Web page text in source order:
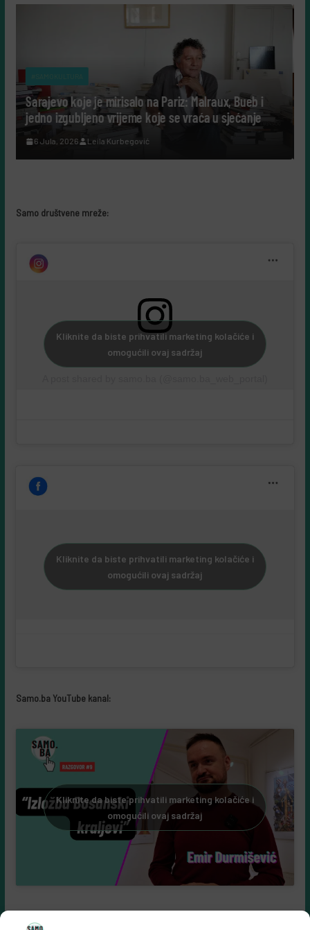
je mirisalo na Pariz: Malraux, Bueb i
vrijeme koje se vraća u sjećanje
Leila Kurbegović
Tako su govorili:
cijeli život
Samo društvene mreže:
Kliknite da biste prihvatili marketing kolačiće i
omogućili ovaj sadržaj
Kliknite da biste prihvatili marketing kolačiće i
omogućili ovaj sadržaj
Samo.ba YouTube kanal:
Kliknite da biste prihvatili marketing kolačiće i
omogućili ovaj sadržaj